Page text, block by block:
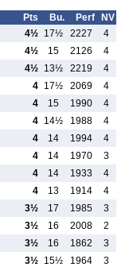
Pts Bu. Perf
NV
4½ 17½ 2227
4
4½ 15 2126
4
4½ 13½ 2219
4
4 17½ 2069
4
4 15 1990
4
4 14½ 1988
4
4 14 1994
4
4 14 1970
3
4 14 1933
4
4 13 1914
4
3½ 17 1985
3
3½ 16 2008
2
3½ 16 1862
3
3½ 15½ 1964
3